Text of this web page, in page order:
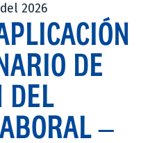
2026
DE
DEL
–